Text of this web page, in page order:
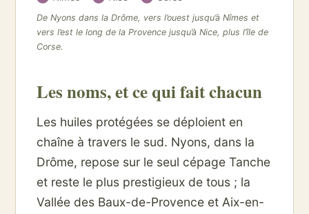
De Nyons dans la Drôme, vers l’ouest jusqu’à Nîmes et
vers l’est le long de la Provence jusqu’à Nice, plus l’île de
Corse.
Les noms, et ce qui fait chacun
Les huiles protégées se déploient en
chaîne à travers le sud. Nyons, dans la
Drôme, repose sur le seul cépage Tanche
et reste le plus prestigieux de tous ; la
Vallée des Baux-de-Provence et Aix-en-